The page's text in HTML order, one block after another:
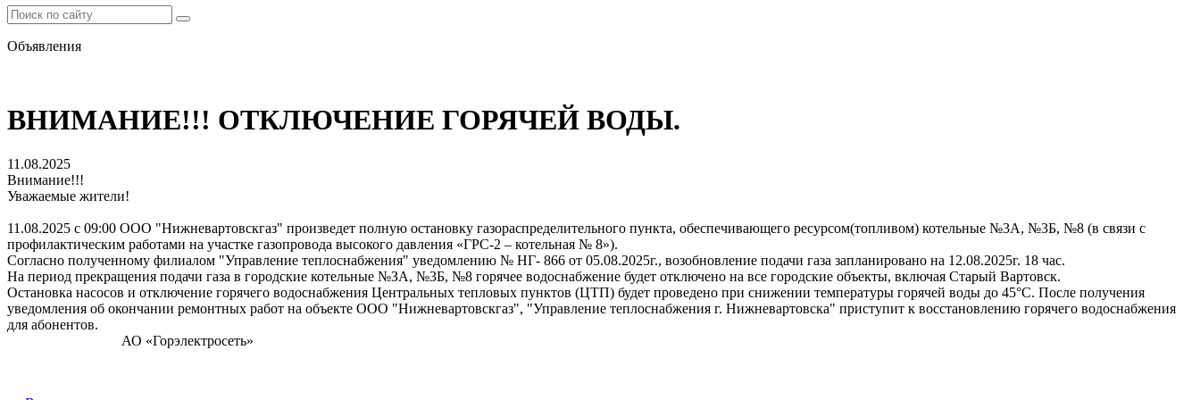
Объявления
ВНИМАНИЕ!!! ОТКЛЮЧЕНИЕ ГОРЯЧЕЙ ВОДЫ.
11.08.2025
Внимание!!!
Уважаемые жители!
11.08.2025 с 09:00 ООО "Нижневартовскгаз" произведет полную остановку газораспределительного пункта, обеспечивающего ресурсом(топливом) котельные №3А, №3Б, №8 (в связи с
профилактическим работами на участке газопровода высокого давления «ГРС-2 – котельная № 8»).
Согласно полученному филиалом "Управление теплоснабжения" уведомлению № НГ- 866 от 05.08.2025г., возобновление подачи газа запланировано на 12.08.2025г. 18 час.
На период прекращения подачи газа в городские котельные №ЗА, №3Б, №8 горячее водоснабжение будет отключено на все городские объекты, включая Старый Вартовск.
Остановка насосов и отключение горячего водоснабжения Центральных тепловых пунктов (ЦТП) будет проведено при снижении температуры горячей воды до 45°С. После получения
уведомления об окончании ремонтных работ на объекте ООО "Нижневартовскгаз", "Управление теплоснабжения г. Нижневартовска" приступит к восстановлению горячего водоснабжения
для абонентов.
АО «Горэлектросеть»